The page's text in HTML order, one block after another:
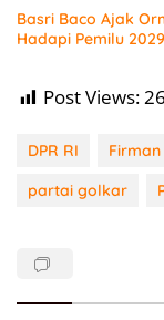
Basri Baco Ajak
Hadapi Pemilu 2029
Post Views:26
DPR RI
partai golkar